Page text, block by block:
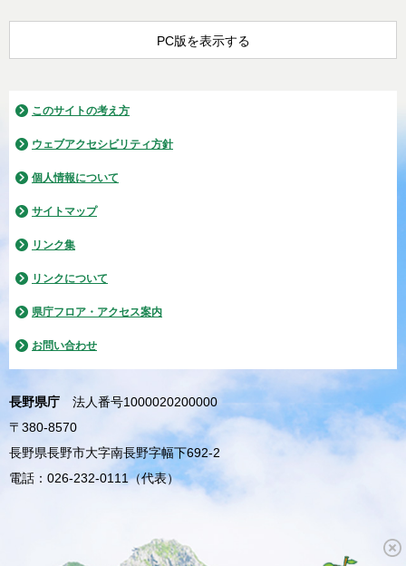
PC版を表示する
このサイトの考え方
ウェブアクセシビリティ方針
個人情報について
サイトマップ
リンク集
リンクについて
県庁フロア・アクセス案内
お問い合わせ
長野県庁
法人番号1000020200000
〒380-8570
長野県長野市大字南長野字幅下692-2
電話：026-232-0111（代表）